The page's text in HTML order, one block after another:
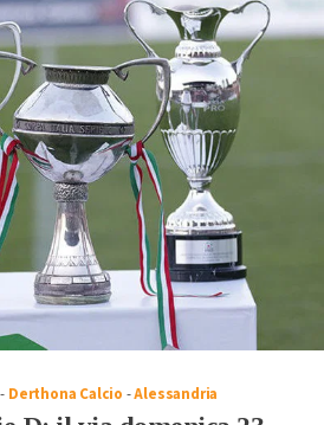
- Derthona Calcio -Alessandria